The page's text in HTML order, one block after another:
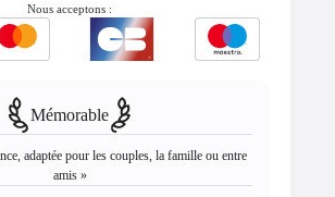
Nous acceptons :
Mémorable
adaptée pour les couples, la famille ou entre
amis »